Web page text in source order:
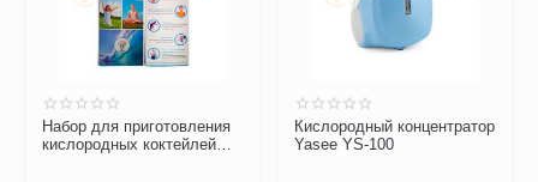
Набор для приготовления
кислородных коктейлей
Кислородный концентратор
Yasee YS-100